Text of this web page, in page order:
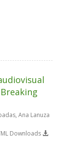
Ana Lanuza
Downloads